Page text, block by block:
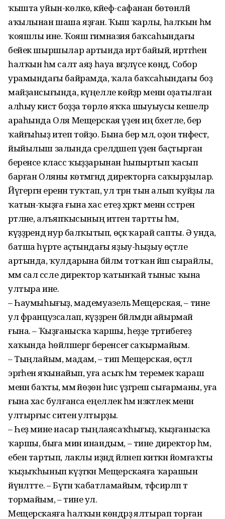
ҡышта уйын-көлкө, кәйеф-сафанан бөтөнләй
аҡылынан шаша яҙған. Ҡыш ҡарлы, һалҡын һәм
ҡояшлы ине. Ҡояш гимназия баҡсаһындағы
бейек шыршылар артында иртә байый, иртәгәһенә
һалҡын һәм салт аяҙ һауа вәғәҙәләүсе көндә, Собор
урамындағы байрамда, ҡала баҡсаһындағы боҙ
майҙансығында, күңелле көйҙәр менән оҙатылған
алһыу кистә боҙҙа төрлө яҡҡа шыуыусы кешеләр
араһында Оля Ме­щерская үҙен иң бәхетле, бер
ҡайғыһыҙ итеп тойҙо. Бына бер мәл, оҙон тәнәфестә,
йыйылыш залында сәрелдәшеп үҙен баҫтырған
беренсе класс ҡыҙҙарынан һыпыртып ҡасып
барған Оляны көтмәгәндә директорға саҡырҙылар.
Йүгергән еренән туҡтап, ул тәрән тын алып ҡуйҙы ла
ҡатын-ҡыҙға ғына хас етеҙ хәрәкәт менән сәстәрен
рәтләне, алъяпҡысының итәген тартты һәм,
күҙҙәрендә нур балҡытып, өҫкә ҡарай сапты. Ә унда,
батша һүрәте аҫтындағы яҙыу-һыҙыу өҫтәле
артында, ҡулдарына бәйләм тотҡан йәш сырайлы,
әммә сал сәсле директор ҡатынҡай тыныс ҡына
ултыра ине.
– Һаумыһығыҙ, мадемуазель Мещерская, – тине
ул французсалап, күҙҙәрен бәйләмдән айырмай
ғына. – Ҡыҙғанысҡа ҡаршы, һеҙҙе тәртибегеҙ
хаҡында һөйләшергә беренсегә саҡырмайым.
– Тыңлайым, мадам, – тип Мещерская, өҫтәл
эргәһенә яҡынайып, уға асыҡ һәм теремек ҡараш
менән баҡты, әммә йөҙөнә һис үҙгәреш сығарманы, уға
ғына хас булғанса еңеллек һәм нәзәкәтлек менән
ултырғыс ситенә ултырҙы.
– Һеҙ мине насар тыңлаясаҡһығыҙ, ҡыҙғанысҡа
ҡаршы, быға мин инандым, – тине директор һәм,
ебен тартып, лаклы иҙәндә әйләнеп киткән йомғаҡты
ҡыҙыҡһынып күҙәткән Мещерскаяға ҡарашын
йүнәлтте. – Бүтән ҡабатламайым, тәфсирләп тә
тормайым, – тине ул.
Мещерскаяға һалҡын көндәрҙә ялтырап торған